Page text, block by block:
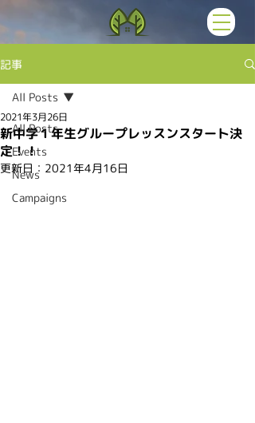
記事
All Posts
Events
News
Campaigns
All Posts
新中学１年生グループレッスンスタート決
定！！
2021年3月26日
更新日： 2021年4月16日